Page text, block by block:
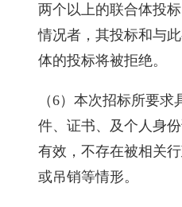
两个以上的联合体投
情况者，其投标和与
体的投标将被拒绝。
（6）本次招标所要求
件、证书、及个人身
有效，不存在被相关
或吊销等情形。